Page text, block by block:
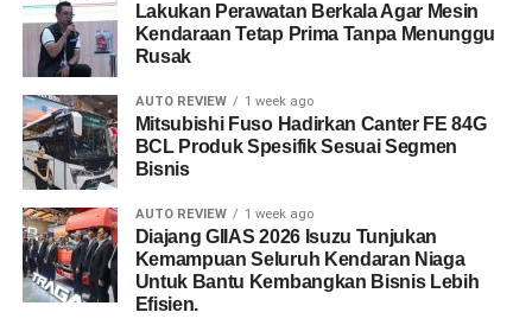
Lakukan Perawatan Berkala Agar Mesin
Kendaraan Tetap Prima Tanpa Menunggu
Rusak
AUTO REVIEW 1 week ago
Mitsubishi Fuso Hadirkan Canter FE 84G
BCL Produk Spesifik Sesuai Segmen
Bisnis
AUTO REVIEW 1 week ago
Diajang GIIAS 2026 Isuzu Tunjukan
Kemampuan Seluruh Kendaran Niaga
Untuk Bantu Kembangkan Bisnis Lebih
Efisien.